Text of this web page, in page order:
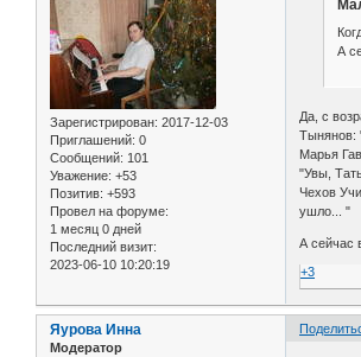
Зарегистрирован: 2017-12-03
Приглашений: 0
Сообщений: 101
Уважение: +53
Позитив: +593
Провел на форуме:
1 месяц 0 дней
Последний визит:
2023-06-10 10:20:19
А
Да, с
Тынянов:
Марья
"Увы,
Чехов
ушло... "
А сейчас
+3
Яурова Инна
Модератор